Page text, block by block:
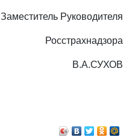
Заместитель Руководителя
Росстрахнадзора
В.А.СУХОВ